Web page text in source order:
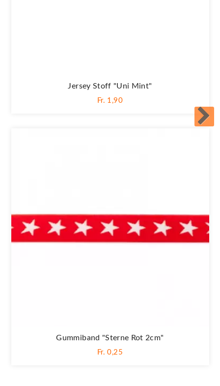
Jersey Stoff "Uni Mint"
Fr. 1,90
Gummiband "Sterne Rot 2cm"
Fr. 0,25